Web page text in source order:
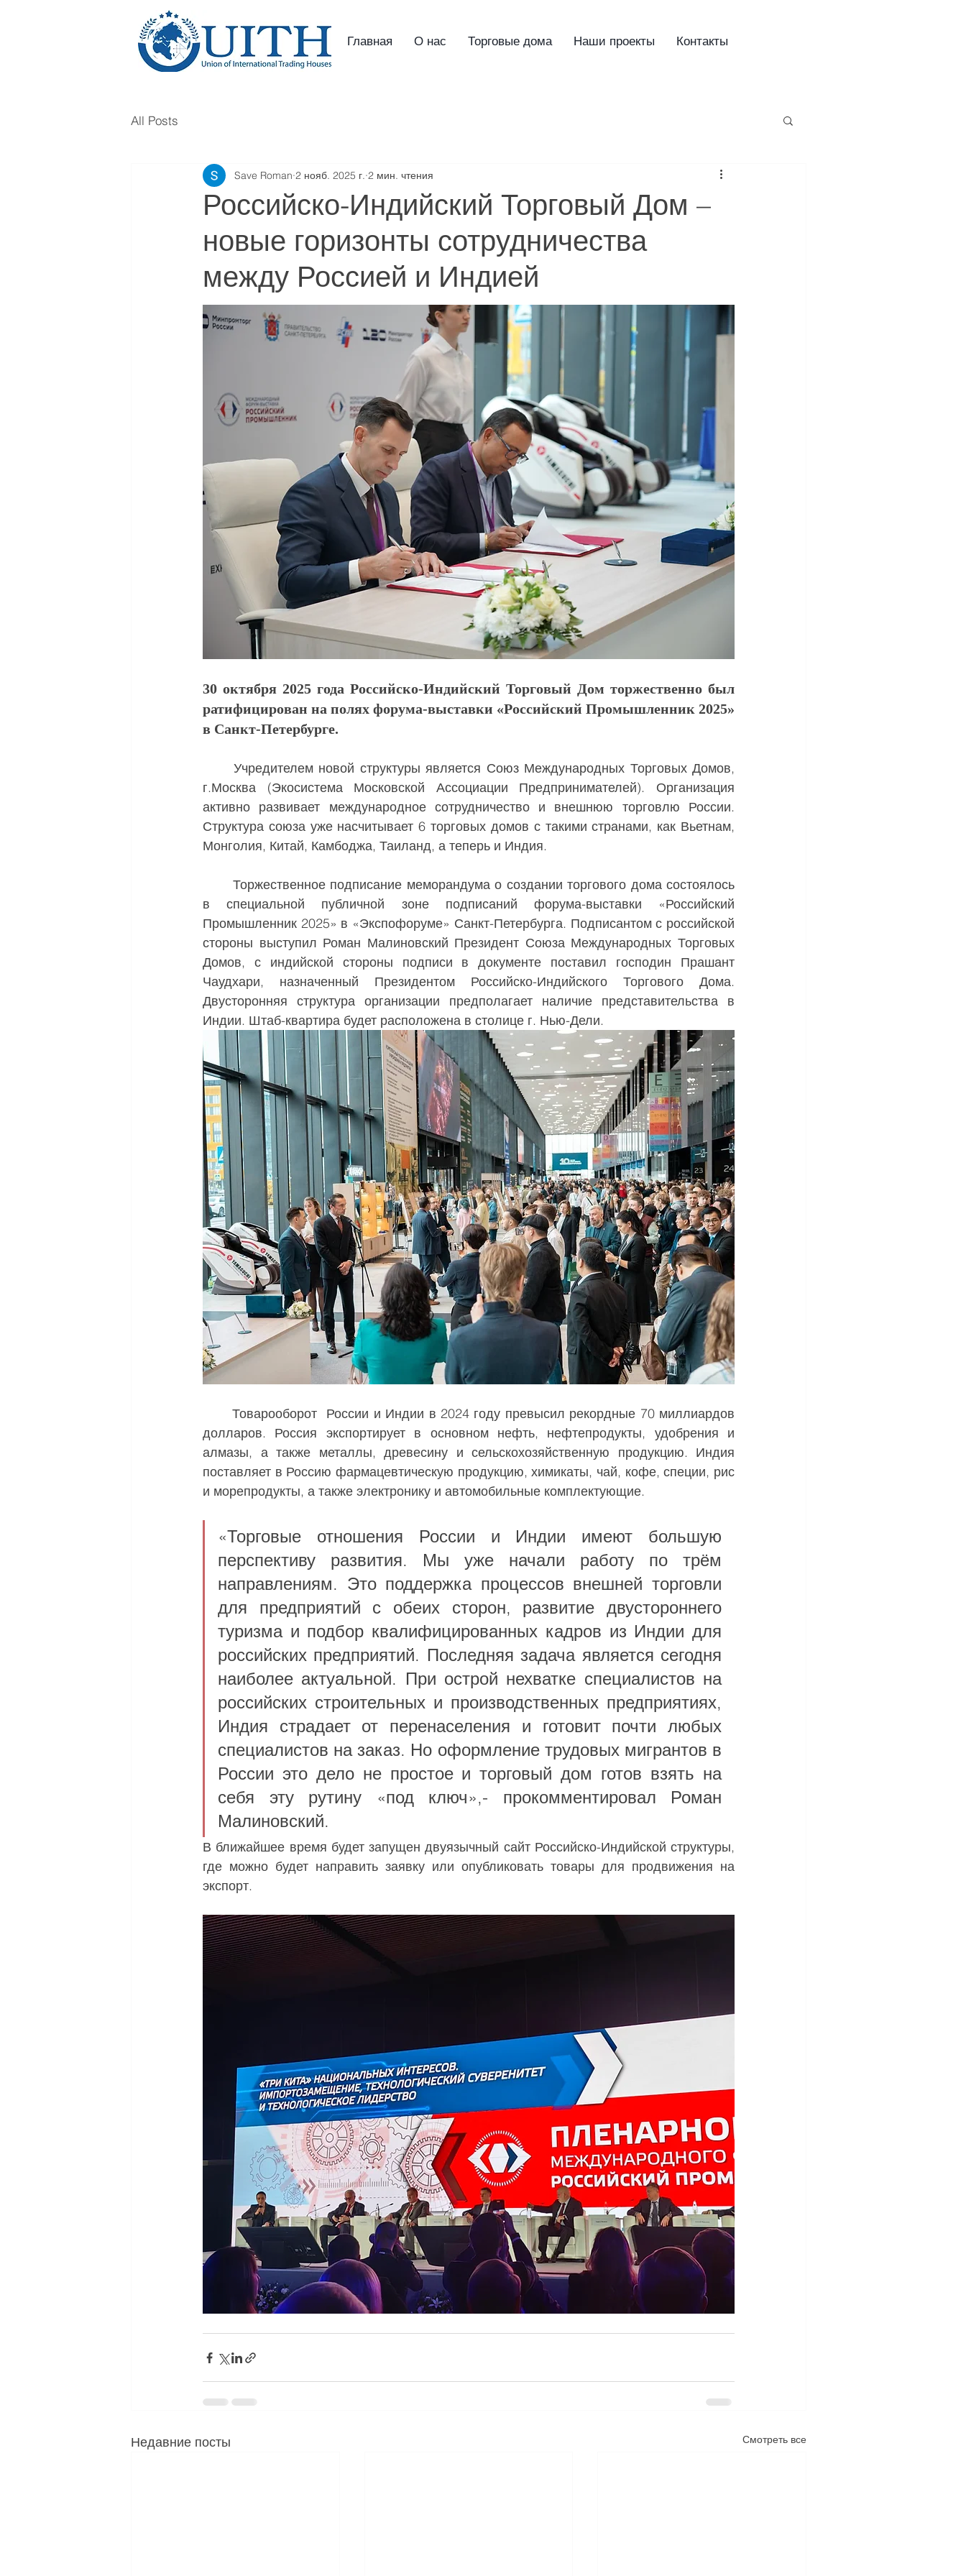
Главная О нас Торговые дома Наши проекты Контакты
All Posts
Российско-Индийский Торговый Дом –
новые горизонты сотрудничества
между Россией и Индией
Save Roman 2 нояб. 2025 г. 2 мин. чтения
30 октября 2025 года Российско-Индийский Торговый Дом торжественно был
ратифицирован на полях форума-выставки «Российский Промышленник 2025»
в Санкт-Петербурге.
г.Москва (Экосистема Московской Ассоциации Предпринимателей). Организация
активно развивает международное сотрудничество и внешнюю торговлю России.
Структура союза уже насчитывает 6 торговых домов с такими странами, как Вьетнам,
Монголия, Китай, Камбоджа, Таиланд, а теперь и Индия.
в специальной публичной зоне подписаний форума-выставки «Российский
Промышленник 2025» в «Экспофоруме» Санкт-Петербурга. Подписантом с российской
стороны выступил Роман Малиновский Президент Союза Международных Торговых
Домов, с индийской стороны подписи в документе поставил господин Прашант
Чаудхари, назначенный Президентом Российско-Индийского Торгового Дома.
Двусторонняя структура организации предполагает наличие представительства в
Индии. Штаб-квартира будет расположена в столице г. Нью-Дели.
	Товарооборот  России и Индии в 2024 году превысил рекордные 70 миллиардов
долларов. Россия экспортирует в основном нефть, нефтепродукты, удобрения и
алмазы, а также металлы, древесину и сельскохозяйственную продукцию. Индия
поставляет в Россию фармацевтическую продукцию, химикаты, чай, кофе, специи, рис
и морепродукты, а также электронику и автомобильные комплектующие.
«Торговые отношения России и Индии имеют большую
перспективу развития. Мы уже начали работу по трём
направлениям. Это поддержка процессов внешней торговли
для предприятий с обеих сторон, развитие двустороннего
туризма и подбор квалифицированных кадров из Индии для
российских предприятий. Последняя задача является сегодня
наиболее актуальной. При острой нехватке специалистов на
российских строительных и производственных предприятиях,
Индия страдает от перенаселения и готовит почти любых
специалистов на заказ. Но оформление трудовых мигрантов в
России это дело не простое и торговый дом готов взять на
себя эту рутину «под ключ»,- прокомментировал Роман
Малиновский.
В ближайшее время будет запущен двуязычный сайт Российско-Индийской структуры,
где можно будет направить заявку или опубликовать товары для продвижения на
экспорт.
Недавние посты Смотреть все